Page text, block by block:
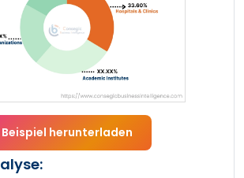
Beispiel herunterladen